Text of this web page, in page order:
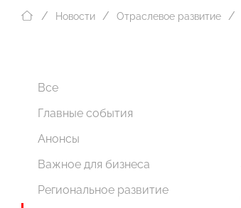
Новости Отраслевое развитие
Все
Главные события
Анонсы
Важное для бизнеса
Региональное развитие